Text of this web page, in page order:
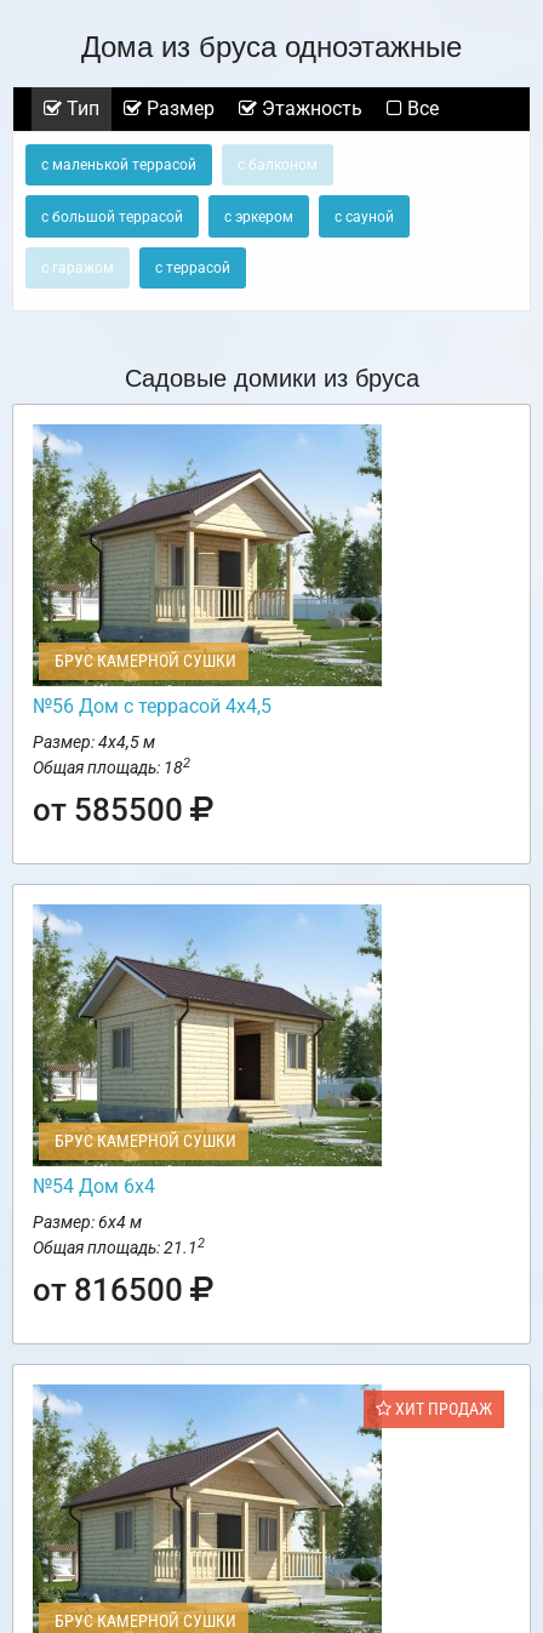
Дома из бруса одноэтажные
Тип Размер Этажность Все
с маленькой террасой с балконом
с большой террасой с эркером с сауной
с гаражом с террасой
Садовые домики из бруса
БРУС КАМЕРНОЙ СУШКИ
№56 Дом с террасой 4х4,5
Размер: 4х4,5 м
Общая площадь: 182
от 585500
БРУС КАМЕРНОЙ СУШКИ
№54 Дом 6х4
Размер: 6х4 м
Общая площадь: 21.12
от 816500
ХИТ ПРОДАЖ
БРУС КАМЕРНОЙ СУШКИ